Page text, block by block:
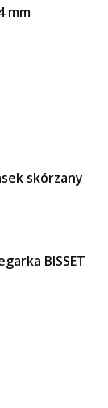
mm
skórzany
BISSET